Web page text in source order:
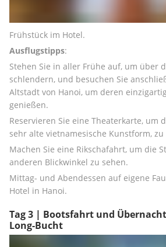
Frühstück im Hotel.
Ausflugstipps:
Stehen Sie in aller Frühe auf, um über
schlendern, und besuchen Sie
Altstadt von Hanoi, um deren
genießen.
Reservieren Sie eine Theaterkarte, um
sehr alte vietnamesische Kunstform, zu
Machen Sie eine Rikschafahrt, um die
anderen Blickwinkel zu sehen.
Mittag- und Abendessen auf eigene
Hotel in Hanoi.
Tag 3 | Bootsfahrt und
Long-Bucht